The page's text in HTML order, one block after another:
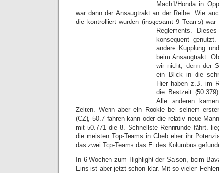
Mach1/Honda in
war dann der Ansaugtrakt an der Reihe. Wie
die kontrolliert wurden (insgesamt 9 Teams)
Reglements.
konsequent
andere Kupplung
beim Ansaugtrakt.
wir nicht, denn der
ein Blick in die
Hier haben z.B. im
die Bestzeit
Alle anderen
Zeiten. Wenn aber ein Rookie bei seinem
(CZ), 50.7 fahren kann oder die relativ neue
mit 50.771 die 8. Schnellste Rennrunde fährt,
die meisten Top-Teams in Cheb eher ihr
das zwei Top-Teams das Ei des Kolumbus
In 6 Wochen zum Highlight der Saison, beim
Eins ist aber jetzt schon klar. Mit so vielen